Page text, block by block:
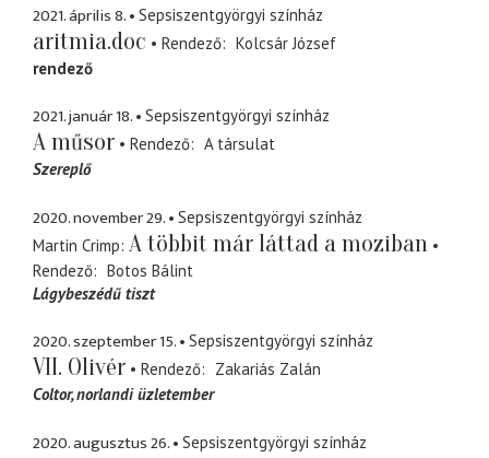
2021. április 8. Sepsiszentgyörgyi színház
aritmia.doc Rendező
Kolcsár József
rendező
2021. január 18. Sepsiszentgyörgyi színház
A műsor Rendező
A társulat
Szereplő
2020. november 29.
Sepsiszentgyörgyi színház
Martin Crimp A többit már láttad a moziban
Rendező
Botos Bálint
Lágybeszédű tiszt
2020. szeptember 15. Sepsiszentgyörgyi színház
VII. Olivér Rendező
Zakariás Zalán
Coltor norlandi üzletember
2020. augusztus 26. Sepsiszentgyörgyi színház